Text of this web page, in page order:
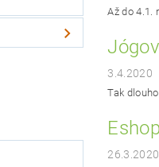
Až do 4.1.
3.4.2020
Tak
26.3.2020